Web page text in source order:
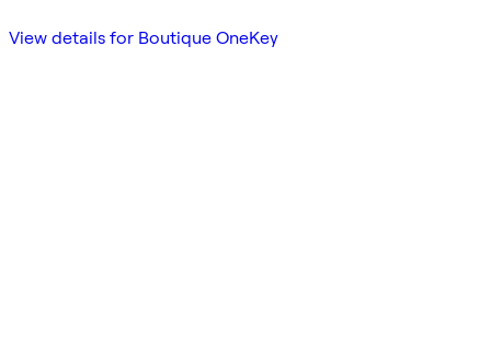
View details for Boutique OneKey